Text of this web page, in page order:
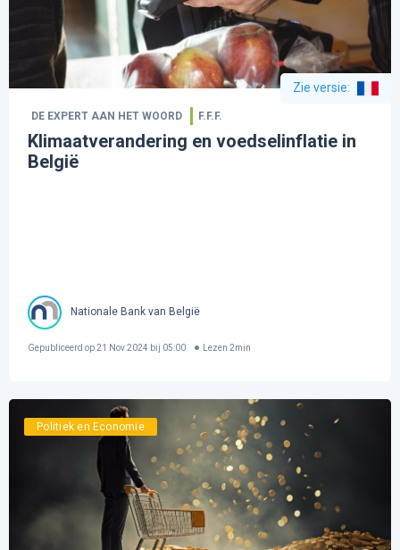
Zie versie:
DE EXPERT AAN HET WOORD F.F.F.
Klimaatverandering en voedselinflatie in
België
Nationale Bank van België
Gepubliceerd op21 Nov 2024 bij 05:00 Lezen 2min
Politiek en Economie